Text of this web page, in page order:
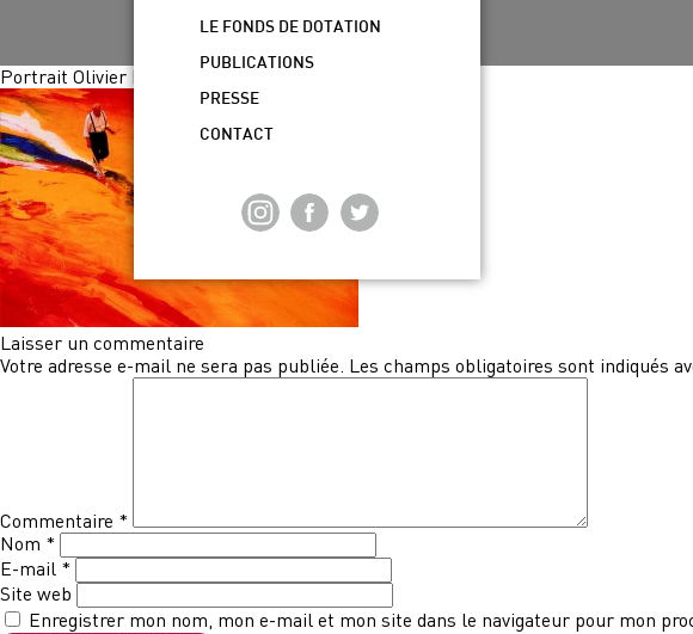
LE FONDS DE DOTATION
PUBLICATIONS
PRESSE
CONTACT
Portrait Olivier Debre╠ü
Laisser un commentaire
Votre adresse e-mail ne sera pas publiée. Les champs obligatoires sont indiqués
Commentaire *
Nom *
E-mail *
Site web
Enregistrer mon nom, mon e-mail et mon site dans le navigateur pour mon